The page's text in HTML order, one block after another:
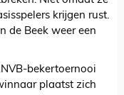
krijgen rust.
de Beek weer een
bekertoernooi
plaatst zich